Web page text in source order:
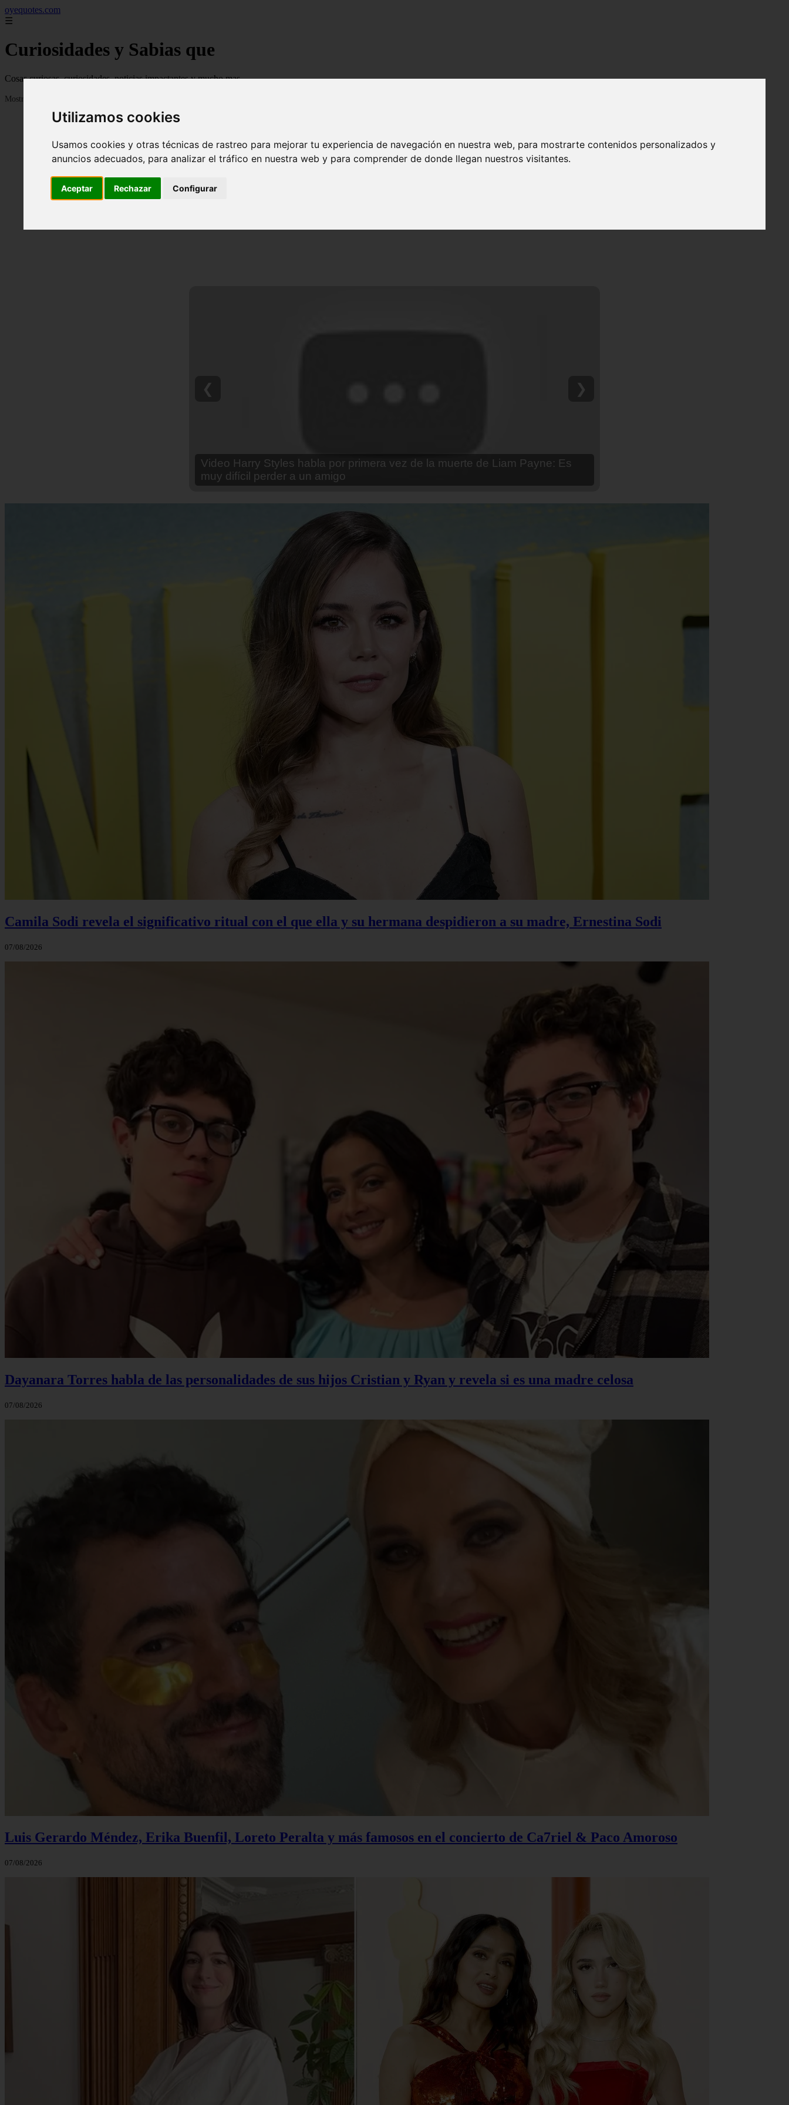
Utilizamos cookies
Usamos cookies y otras técnicas de rastreo para mejorar tu experiencia de navegación en nuestra web, para mostrarte contenidos personalizados y
anuncios adecuados, para analizar el tráfico en nuestra web y para comprender de donde llegan nuestros visitantes.
Aceptar Rechazar Configurar
oyequotes.com
☰
Curiosidades y Sabias que
Cosas curiosas, curiosidades, noticias impactantes y mucho mas
Mostrando 1 - 24 de 2838 artículos
Video Ana Brenda Contreras y la firme promesa que le hizo a su hija Aria
❮ ❯
Camila Sodi revela el significativo ritual con el que ella y su hermana despidieron a su madre, Ernestina Sodi
07/08/2026
Dayanara Torres habla de las personalidades de sus hijos Cristian y Ryan y revela si es una madre celosa
07/08/2026
Luis Gerardo Méndez, Erika Buenfil, Loreto Peralta y más famosos en el concierto de Ca7riel & Paco Amoroso
07/08/2026